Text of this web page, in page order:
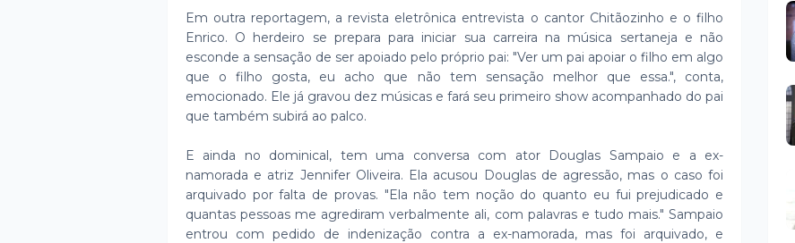
Em outra reportagem, a revista eletrônica entrevista o cantor Chitãozinho e o filho
Enrico. O herdeiro se prepara para iniciar sua carreira na música sertaneja e não
esconde a sensação de ser apoiado pelo próprio pai: "Ver um pai apoiar o filho em algo
que o filho gosta, eu acho que não tem sensação melhor que essa.", conta,
emocionado. Ele já gravou dez músicas e fará seu primeiro show acompanhado do pai
que também subirá ao palco.
E ainda no dominical, tem uma conversa com ator Douglas Sampaio e a ex-
namorada e atriz Jennifer Oliveira. Ela acusou Douglas de agressão, mas o caso foi
arquivado por falta de provas. "Ela não tem noção do quanto eu fui prejudicado e
quantas pessoas me agrediram verbalmente ali, com palavras e tudo mais." Sampaio
entrou com pedido de indenização contra a ex-namorada, mas foi arquivado, e